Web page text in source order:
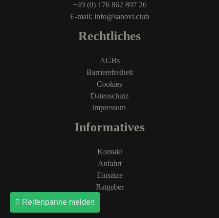
Reifenpanne melden
+49 (0) 176 862 897 26
E-mail: info@sanovi.club
Rechtliches
AGBs
Barrierefreiheit
Cookies
Datenschutz
Impressum
Informatives
Kontakt
Anfahrt
Einsätze
Ratgeber